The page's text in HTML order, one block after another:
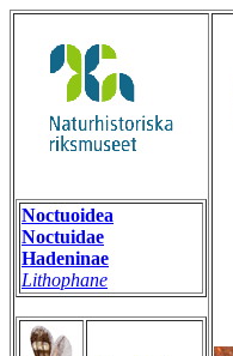
Noctuoidea
Noctuidae
Hadeninae
Lithophane